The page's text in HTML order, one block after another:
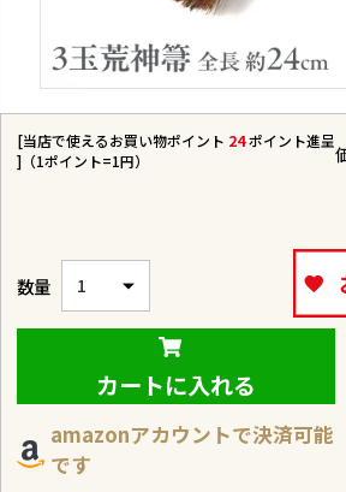
[当店で使えるお買い物ポイント 24ポイント進呈
]（1ポイント=1円）
カートに入れる
amazonアカウントで決済可能
です